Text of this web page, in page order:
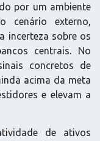
por um ambiente
cenário externo,
incerteza sobre os
centrais. No
concretos de
acima da meta
e elevam a
de ativos